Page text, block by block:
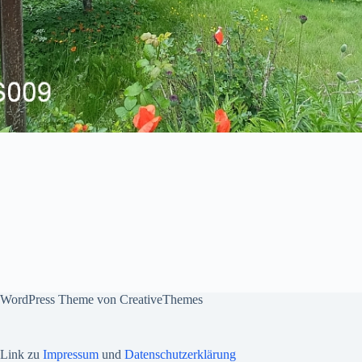
WordPress Theme von CreativeThemes
Link zu Impressum und Datenschutzerklärung